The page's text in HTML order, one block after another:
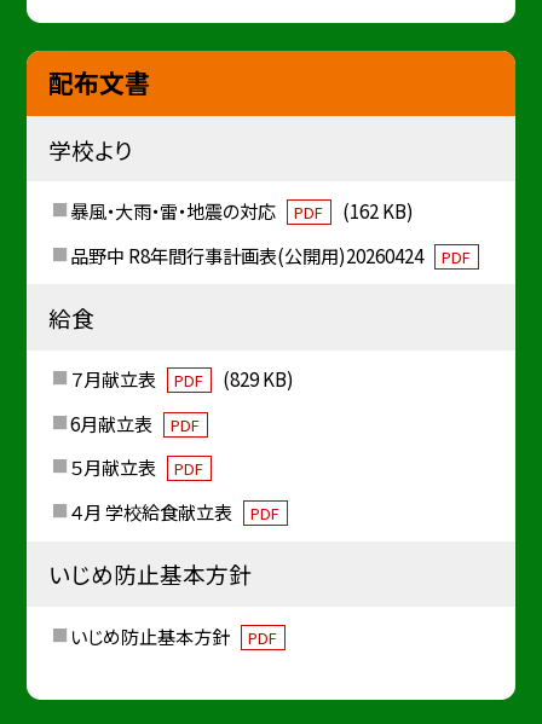
配布文書
学校より
暴風・大雨・雷・地震の対応 PDF
(162 KB)
品野中 R8年間行事計画表(公開用)20260424
PDF
給食
７月献立表 PDF
(829 KB)
6月献立表
PDF
５月献立表 PDF
４月 学校給食献立表 PDF
いじめ防止基本方針
いじめ防止基本方針 PDF